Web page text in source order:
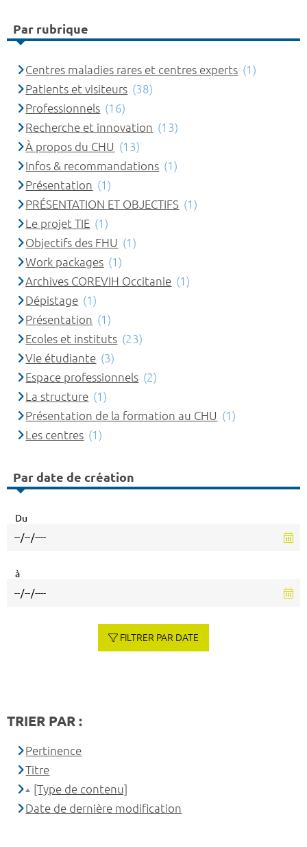
Par rubrique
Centres maladies rares et centres experts (1)
Patients et visiteurs (38)
Professionnels (16)
Recherche et innovation (13)
À propos du CHU (13)
Infos & recommandations (1)
Présentation (1)
PRÉSENTATION ET OBJECTIFS (1)
Le projet TIE (1)
Objectifs des FHU (1)
Work packages (1)
Archives COREVIH Occitanie (1)
Dépistage (1)
Présentation (1)
Ecoles et instituts (23)
Vie étudiante (3)
Espace professionnels (2)
La structure (1)
Présentation de la formation au CHU (1)
Les centres (1)
Par date de création
Du
à
FILTRER PAR DATE
TRIER PAR :
Pertinence
Titre
[Type de contenu]
Date de dernière modification